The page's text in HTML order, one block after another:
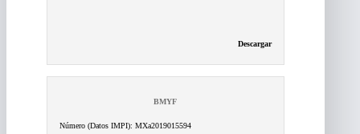
Descargar
BMYF
Número (Datos IMPI): MXa2019015594